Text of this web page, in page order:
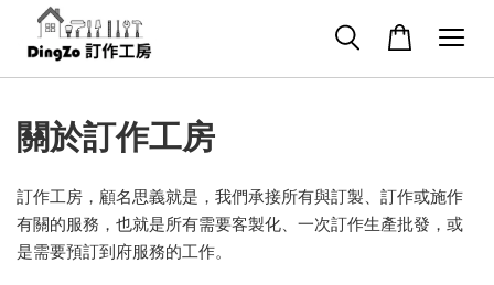
關於訂作工房
訂作工房，顧名思義就是，我們承接所有與訂製、訂作或施作
有關的服務，也就是所有需要客製化、一次訂作生產批發，或
是需要預訂到府服務的工作。